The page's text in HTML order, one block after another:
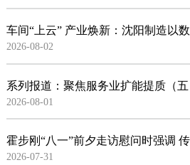
车间“上云” 产业焕新：沈阳制造以
2026-08-02
2026-08-01
2026-07-31